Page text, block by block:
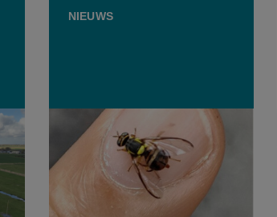
dit
NIEUWS
FAVV strijdt tegen oosterse
fruitvlieg: “Economische
impact kan enorm zijn”